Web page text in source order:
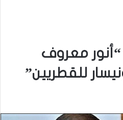
“أنور معروف
للقطريين”